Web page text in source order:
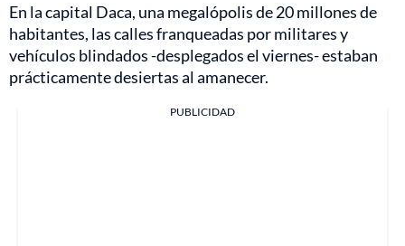
En la capital Daca, una megalópolis de 20 millones de
habitantes, las calles franqueadas por militares y
vehículos blindados -desplegados el viernes- estaban
prácticamente desiertas al amanecer.
PUBLICIDAD